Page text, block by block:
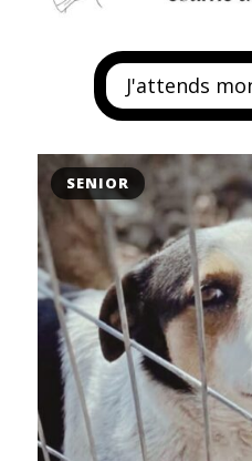
J'attends